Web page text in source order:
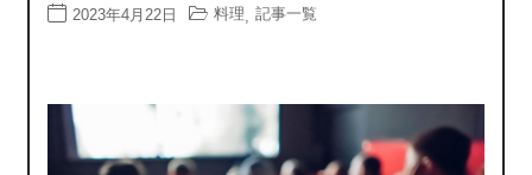
2023年4月22日 料理, 記事一覧